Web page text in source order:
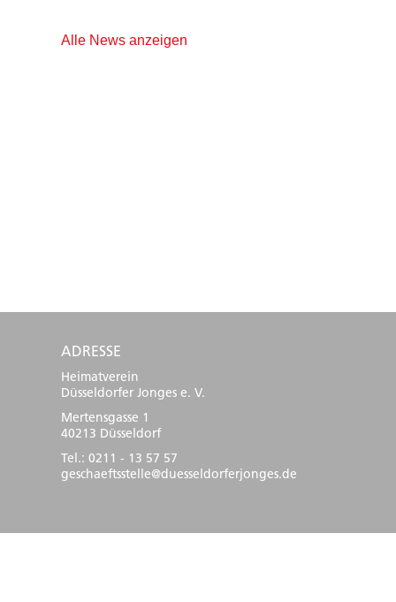
Alle News anzeigen
ADRESSE
Heimatverein
Düsseldorfer Jonges e. V.
Mertensgasse 1
40213 Düsseldorf
Tel.: 0211 - 13 57 57
geschaeftsstelle@duesseldorferjonges.de